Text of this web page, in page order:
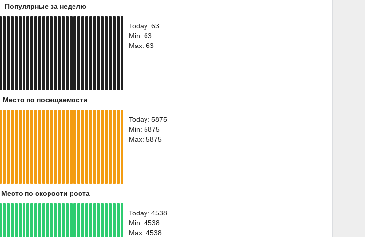
Популярные за неделю
Today: 63
Min: 63
Max: 63
Место по посещаемости
Today: 5875
Min: 5875
Max: 5875
Место по скорости роста
Today: 4538
Min: 4538
Max: 4538